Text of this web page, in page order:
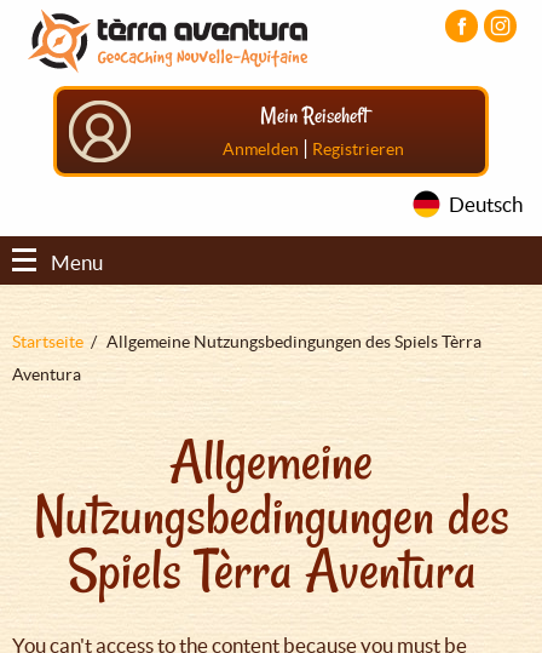
Direkt
zum
Inhalt
Aller
menu
principal
Aller
pied
Mein Reiseheft
Anmelden | Registrieren
Deutsch
Menu
Pfadnavigation
Startseite
Allgemeine Nutzungsbedingungen des Spiels Tèrra
Aventura
Allgemeine
Nutzungsbedingungen des
Spiels Tèrra Aventura
You can't access to the content because you must be